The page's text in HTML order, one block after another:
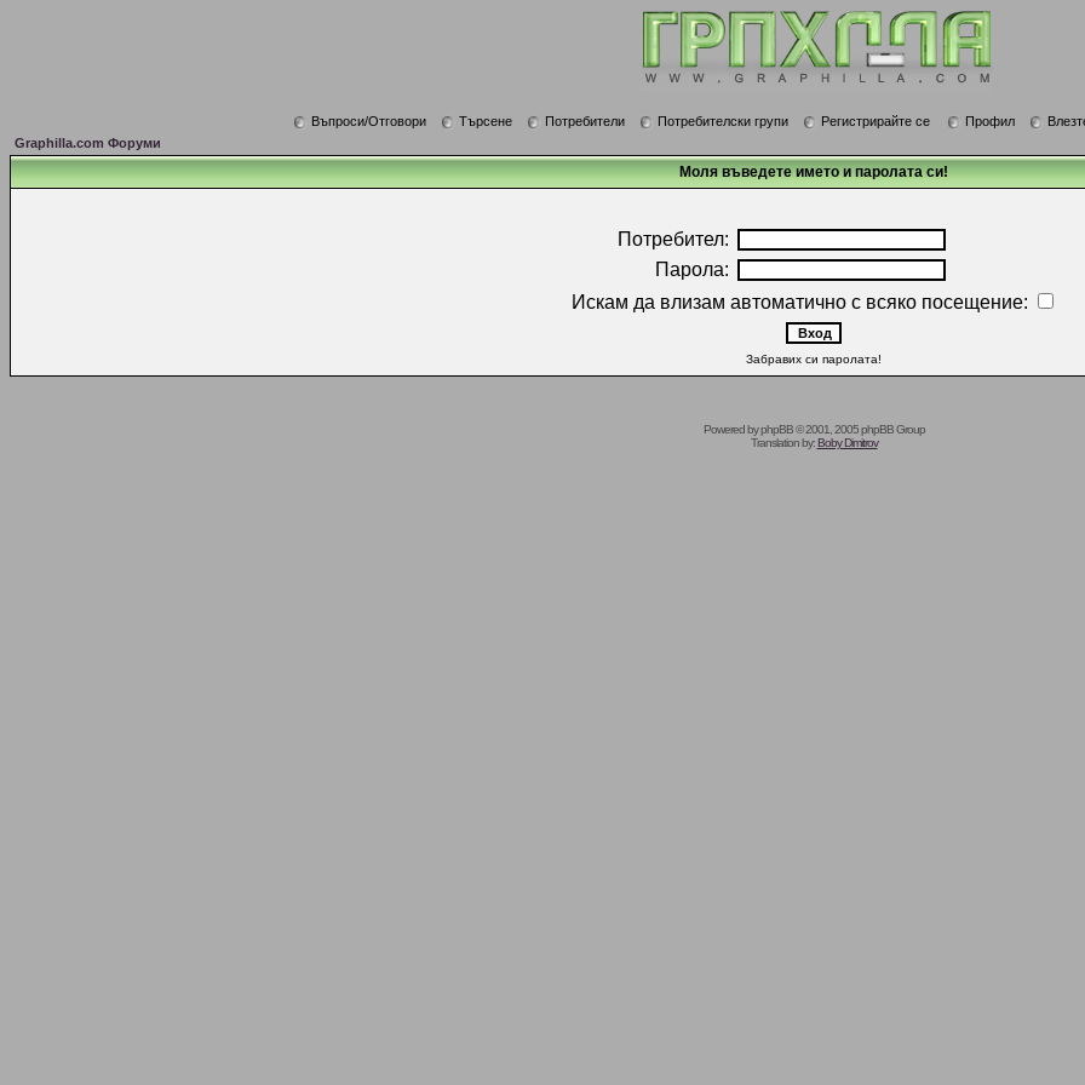
Въпроси/Отговори Търсене Потребители Потребителски групи Регистрирайте се Профил
Graphilla.com Форуми
Моля въведете името и паролата си!
Потребител:
Парола:
Искам да влизам автоматично с всяко посещение:
Забравих си паролата!
Powered byphpBB© 2001, 2005 phpBB Group
Translation by:Boby Dimitrov